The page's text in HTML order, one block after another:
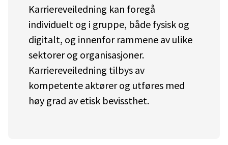
Karriereveiledning kan foregå
individuelt og i gruppe, både fysisk og
digitalt, og innenfor rammene av ulike
sektorer og organisasjoner.
Karriereveiledning tilbys av
kompetente aktører og utføres med
høy grad av etisk bevissthet.​